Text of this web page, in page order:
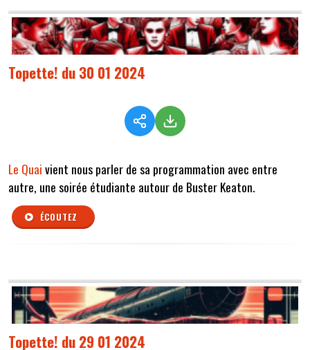
Topette! du 30 01 2024
Le Quaivient nous parler de sa programmation avec entre
autre, une soirée étudiante autour de Buster Keaton.
ÉCOUTEZ
Topette! du 29 01 2024